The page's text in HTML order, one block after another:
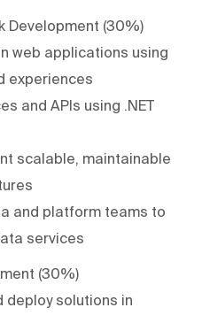
Development (30%)
web applications using
experiences
and APIs using .NET
scalable, maintainable
and platform teams to
services
(30%)
deploy solutions in